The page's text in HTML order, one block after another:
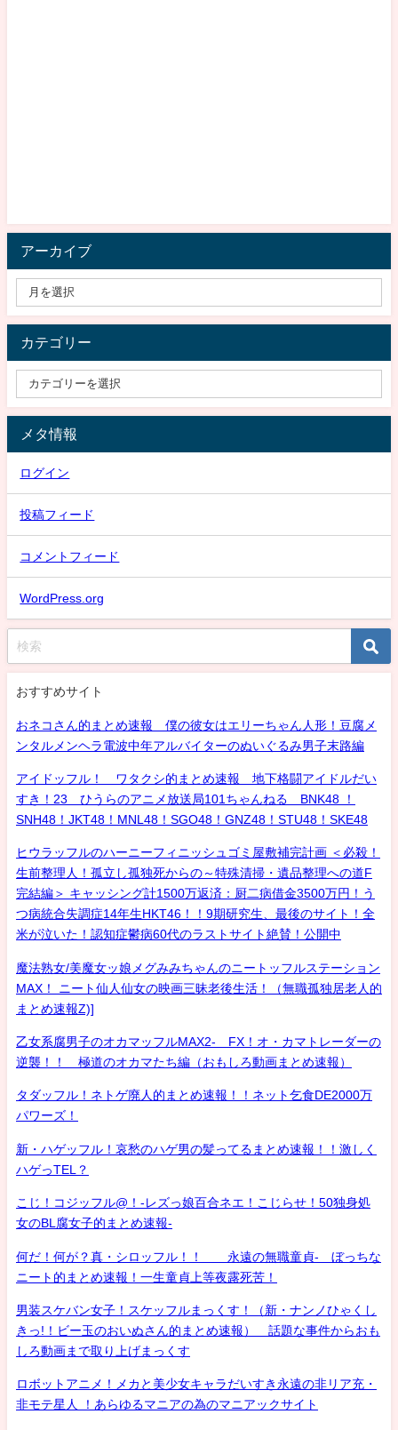
アーカイブ
カテゴリー
メタ情報
ログイン
投稿フィード
コメントフィード
WordPress.org
おすすめサイト
おネコさん的まとめ速報 僕の彼女はエリーちゃん人形！豆腐メ
ンタルメンヘラ電波中年アルバイターのぬいぐるみ男子末路編
アイドッフル！ ワタクシ的まとめ速報 地下格闘アイドルだい
すき！23 ひうらのアニメ放送局101ちゃんねる BNK48 ！
SNH48！JKT48！MNL48！SGO48！GNZ48！STU48！SKE48
ヒウラッフルのハーニーフィニッシュゴミ屋敷補完計画 ＜必殺！
生前整理人！孤立し孤独死からの～特殊清掃・遺品整理への道F
完結編＞ キャッシング計1500万返済：厨二病借金3500万円！う
つ病統合失調症14年生HKT46！！9期研究生、最後のサイト！全
米が泣いた！認知症鬱病60代のラストサイト絶賛！公開中
魔法熟女/美魔女ッ娘メグみみちゃんのニートッフルステーション
MAX！ ニート仙人仙女の映画三昧老後生活！（無職孤独居老人的
まとめ速報Z)]
乙女系腐男子のオカマッフルMAX2- FX！オ・カマトレーダーの
逆襲！！ 極道のオカマたち編（おもしろ動画まとめ速報）
タダッフル！ネトゲ廃人的まとめ速報！！ネット乞食DE2000万
パワーズ！
新・ハゲッフル！哀愁のハゲ男の髪ってるまとめ速報！！激しく
ハゲっTEL？
こじ！コジッフル@！-レズっ娘百合ネエ！こじらせ！50独身処
女のBL腐女子的まとめ速報-
何だ！何が？真・シロッフル！！ 永遠の無職童貞- ぼっちな
ニート的まとめ速報！一生童貞上等夜露死苦！
男装スケバン女子！スケッフルまっくす！（新・ナンノひゃくし
きっ!！ビー玉のおいぬさん的まとめ速報） 話題な事件からおも
しろ動画まで取り上げまっくす
ロボットアニメ！メカと美少女キャラだいすき永遠の非リア充・
非モテ星人 ！あらゆるマニアの為のマニアックサイト